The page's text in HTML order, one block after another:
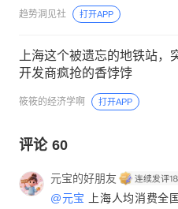
趋势洞见社 打开APP
上海这个被遗忘的地铁站，
开发商疯抢的香饽饽
筱筱的经济学啊 打开APP
评论 60
元宝的好朋友
@元宝 上海人均消费全